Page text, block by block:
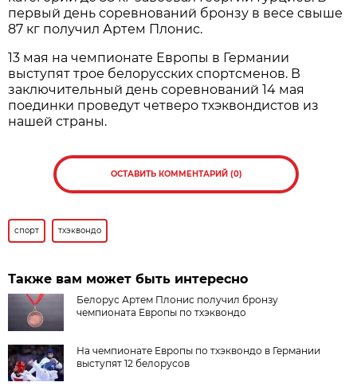
первый день соревнований бронзу в весе свыше
87 кг получил Артем Плонис.
13 мая на чемпионате Европы в Германии
выступят трое белорусских спортсменов. В
заключительный день соревнований 14 мая
поединки проведут четверо тхэквондистов из
нашей страны.
ОСТАВИТЬ КОММЕНТАРИЙ (0)
спорт тхэквондо
Также вам может быть интересно
Белорус Артем Плонис получил бронзу
чемпионата Европы по тхэквондо
На чемпионате Европы по тхэквондо в Германии
выступят 12 белорусов